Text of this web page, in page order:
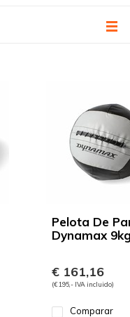
Pelota De
Dynamax 9kg
€ 161,16
(€ 195,- IVA incluido)
Comparar